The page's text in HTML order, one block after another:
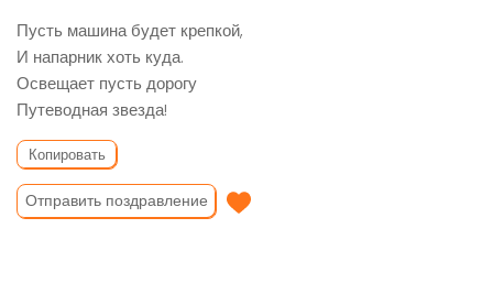
Пусть машина будет крепкой,
И напарник хоть куда.
Освещает пусть дорогу
Путеводная звезда!
Копировать
Отправить поздравление